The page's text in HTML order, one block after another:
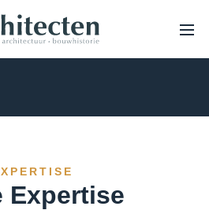
Expertise